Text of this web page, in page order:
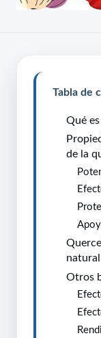
Tabla de
Qué
de la
natural
Otros